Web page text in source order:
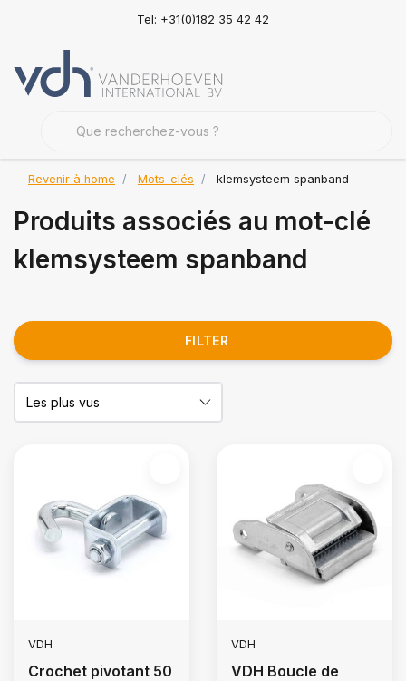
Tel: +31(0)182 35 42 42
Revenir à home Mots-clés klemsysteem spanband
Produits associés au mot-clé
klemsysteem spanband
FILTER
VDH
Crochet pivotant 50
VDH
VDH Boucle de